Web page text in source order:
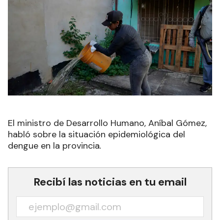
El ministro de Desarrollo Humano, Aníbal Gómez,
habló sobre la situación epidemiológica del
dengue en la provincia.
Recibí las noticias en tu email